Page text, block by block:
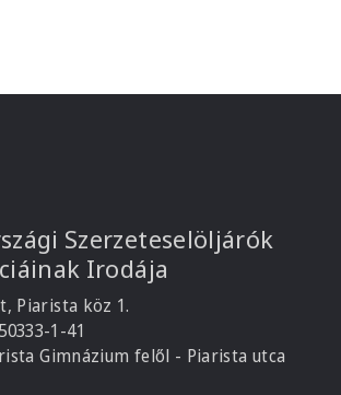
Szerzeteselöljárók
Irodája
Piarista köz 1.
1-41
Gimnázium felől - Piarista utca